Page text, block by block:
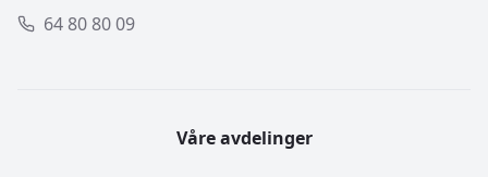
64 80 80 09
Våre avdelinger